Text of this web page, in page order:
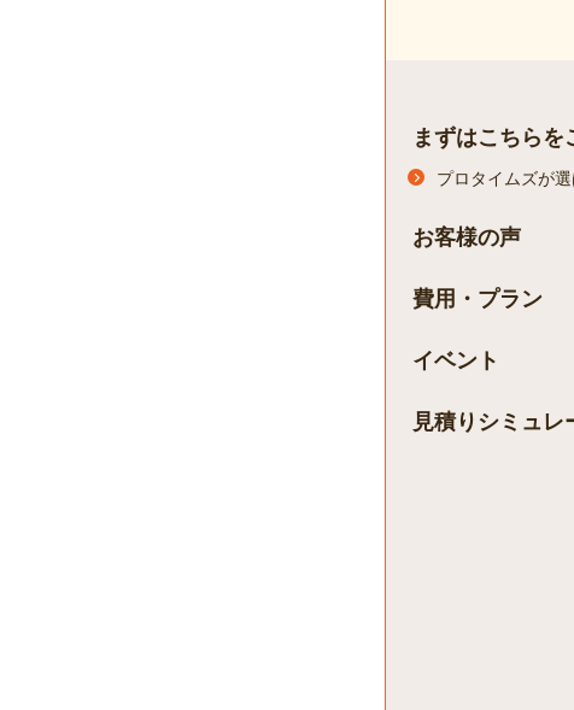
まずはこちらを
プロタイムズが
お客様の声
費用・プラン
イベント
見積りシミュレ